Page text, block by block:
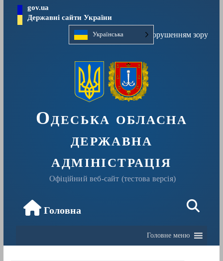
вмісту
gov.ua
Державні сайти України
УкраїнськаЛюдям із порушенням зору
Одеська обласна
державна
адміністрація
Офіційний веб-сайт (тестова версія)
Головне меню